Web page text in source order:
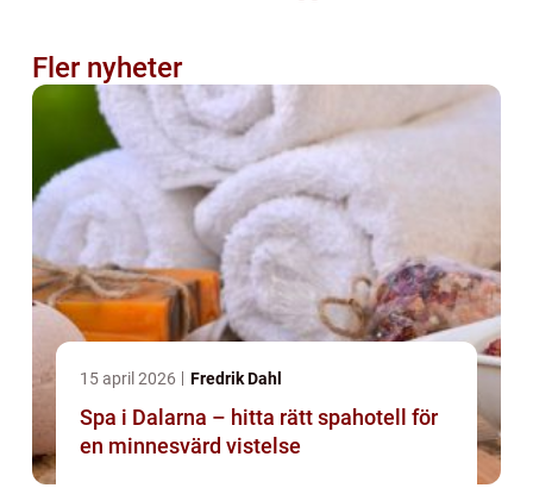
Fler nyheter
15 april 2026 Fredrik Dahl
Spa i Dalarna – hitta rätt spahotell för
en minnesvärd vistelse